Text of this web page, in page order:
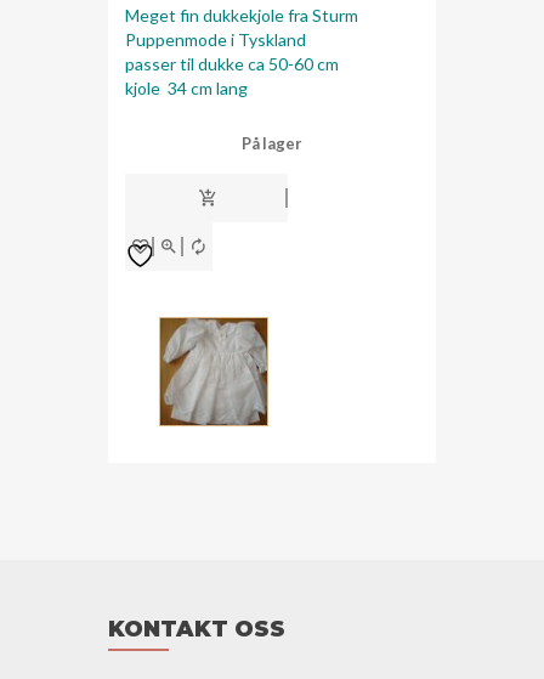
Meget fin dukkekjole fra Sturm
Puppenmode i Tyskland
passer til dukke ca 50-60 cm
kjole 34 cm lang
På lager
dk33
KONTAKT OSS